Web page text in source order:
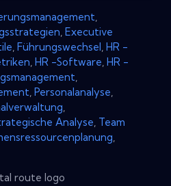
Executive
Führungswechsel HR -
HR -Software HR -
Personalanalyse
Analyse Team